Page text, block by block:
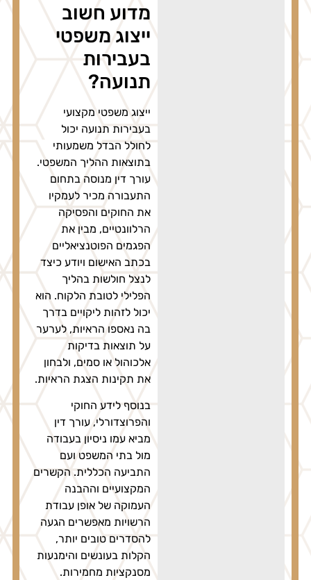
מדוע חשוב
ייצוג משפטי
בעבירות
תנועה?
ייצוג משפטי מקצועי
בעבירות תנועה יכול
לחולל הבדל משמעותי
בתוצאות ההליך המשפטי.
עורך דין מנוסה בתחום
התעבורה מכיר לעמקיו
את החוקים והפסיקה
הרלוונטיים, מבין את
הפגמים הפוטנציאליים
בכתב האישום ויודע כיצד
לנצל חולשות בהליך
הפלילי לטובת הלקוח. הוא
יכול לזהות ליקויים בדרך
בה נאספו הראיות, לערער
על תוצאות בדיקות
אלכוהול או סמים, ולבחון
את תקינות הצגת הראיות.
בנוסף לידע החוקי
והפרוצדורלי, עורך דין
מביא עמו ניסיון בעבודה
מול בתי המשפט ועם
התביעה הכללית. הקשרים
המקצועיים וההבנה
העמוקה של אופן עבודת
הרשויות מאפשרים הגעה
להסדרים טובים יותר,
הקלות בעונשים והימנעות
מסנקציות מחמירות.